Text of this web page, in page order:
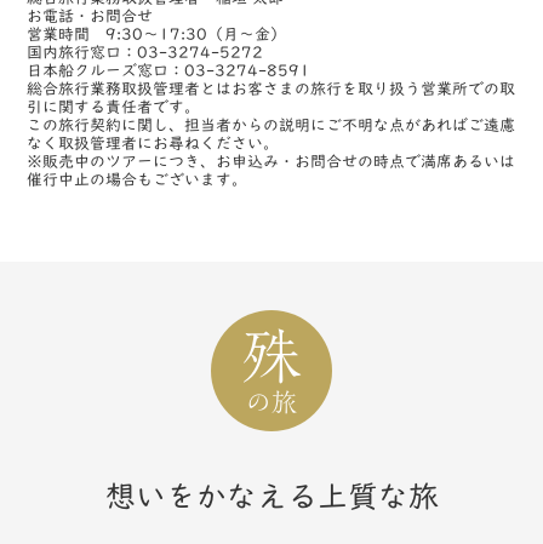
お電話・お問合せ
営業時間 9:30～17:30（月～金）
国内旅行窓口：03-3274-5272
日本船クルーズ窓口：03-3274-8591
総合旅行業務取扱管理者とはお客さまの旅行を取り扱う営業所での取
引に関する責任者です。
この旅行契約に関し、担当者からの説明にご不明な点があればご遠慮
なく取扱管理者にお尋ねください。
※販売中のツアーにつき、お申込み・お問合せの時点で満席あるいは
催行中止の場合もございます。
想いをかなえる上質な旅